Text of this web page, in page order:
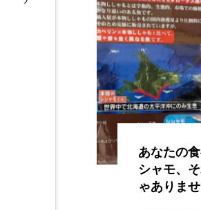
あなたの
シャモ、
ゃありま